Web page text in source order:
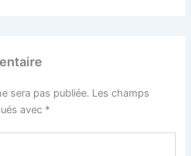
sera pas publiée. Les champs
avec *